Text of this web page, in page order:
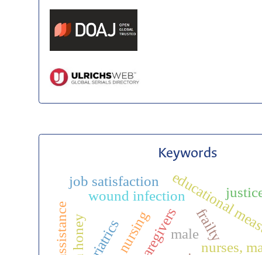
Keywords
nurses,
male
educational
wound infection
frailty
caregivers
job satisfaction